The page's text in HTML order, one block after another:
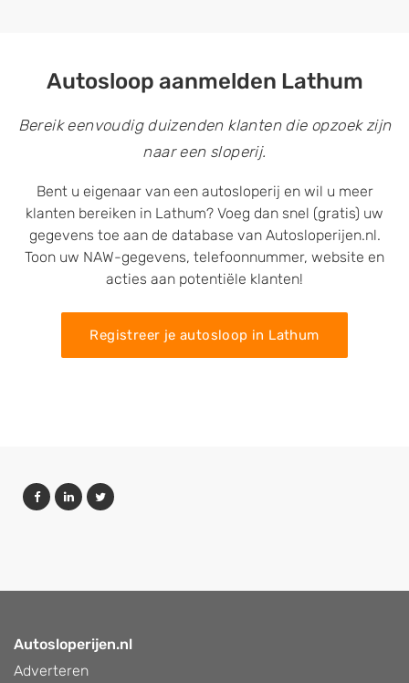
Autosloop aanmelden Lathum
Bereik eenvoudig duizenden klanten die opzoek zijn
naar een sloperij.
Bent u eigenaar van een autosloperij en wil u meer
klanten bereiken in Lathum? Voeg dan snel (gratis) uw
gegevens toe aan de database van Autosloperijen.nl.
Toon uw NAW-gegevens, telefoonnummer, website en
acties aan potentiële klanten!
Registreer je autosloop in Lathum
Autosloperijen.nl
Adverteren